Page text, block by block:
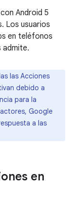
Android 5
Los usuarios
en teléfonos
admite.
las Acciones
debido a
para la
Google
a las
en